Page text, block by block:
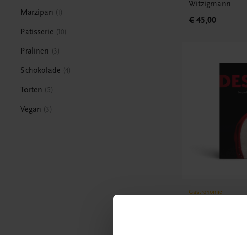
Marzipan 1
Patisserie 10
Pralinen 3
Schokolade 4
Torten 5
Vegan 3
Witzigmann
€ 45,00
Gastronomie